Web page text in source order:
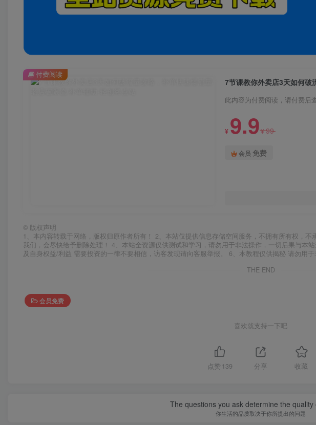
7节课教你外卖店3天如何破
此内容为付费阅读，请付费后
¥ 9.9¥99
会员 免费
付费阅读
© 版权声明
1、本内容转载于网络，版权归原作者所有！ 2、本站仅提供信息存储空间服务，不拥有所有权，
我们，会尽快给予删除处理！ 4、本站全资源仅供测试和学习，请勿用于非法操作，一切后果与本
及自身权益/利益 需要投资的一律不要相信，访客发现请向客服举报。 6、本教程仅供揭秘 请勿用
THE END
会员免费
喜欢就支持一下吧
点赞 139 分享 收藏
The questions you ask determine the quality
你生活的品质取决于你所提出的问题